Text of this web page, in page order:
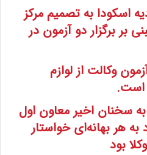
اسکودا به تصمیم مرکز
بر برگزار دو آزمون در
وکالت از لوازم
است.
سخنان اخیر معاون اول
هر بهانه‌ای خواستار
بود